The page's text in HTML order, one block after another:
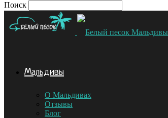
Поиск
Мальдивы
Мальдивы
О Мальдивах
Отзывы
Блог